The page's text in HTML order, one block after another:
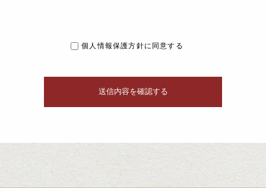
個人情報保護方針に同意する